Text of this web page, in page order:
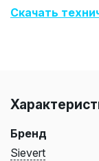
Скачать
Бренд
Sievert